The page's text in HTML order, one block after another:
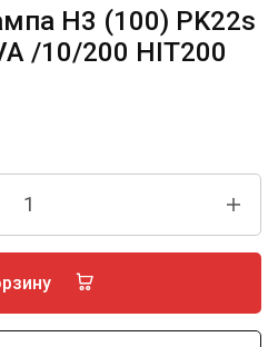
H3 (100) PK22s
/10/200 HIT200